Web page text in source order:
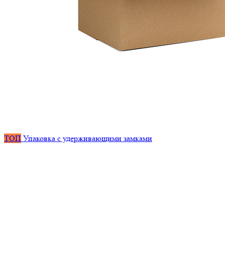
ТОП Упаковка с удерживающими замками